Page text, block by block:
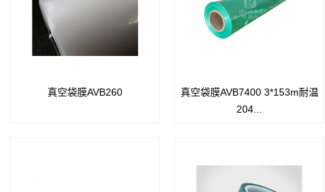
AVB260是PTFE浇铸薄膜，比较
真空袋膜AVB260
替代国外某品牌 绿色真空袋膜 热
压罐真空袋工艺
真空袋膜AVB7400 3*153m耐温
204...